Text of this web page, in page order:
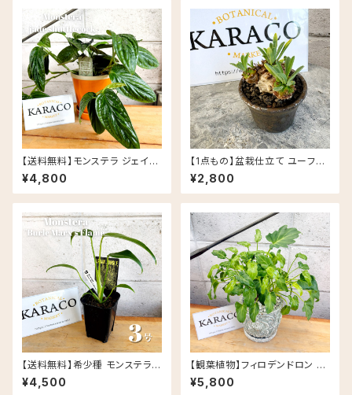
【送料無料】モンステラ ジェイド
シャトルコック 5号 グロッシーポ
ット アプリコット 皿セット セラミ
ック鉢
¥4,800
【1点もの】盆栽仕立て ユーフォ
ルビア 峨眉山 信楽焼 陶器鉢
丸鉢 多肉植物
¥2,800
【送料無料】希少種 モンステラ
バールマルクスフレイム 3号 Ur
ban Jungle
¥4,500
【観葉植物】フィロデンドロン ク
ッカバラ ライム バリエガータ 斑
入り 5号 Rosa セメント鉢
¥5,800